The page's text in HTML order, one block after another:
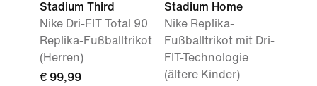
Stadium Third
Nike Dri-FIT Total 90
Replika-Fußballtrikot
(Herren)
€ 99,99
Stadium Home
Nike Replika-
Fußballtrikot mit Dri-
FIT-Technologie
(ältere Kinder)